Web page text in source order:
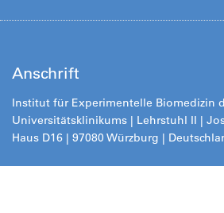
Anschrift
Institut für Experimentelle Biomedizin
Universitätsklinikums | Lehrstuhl II |
Haus D16 | 97080 Würzburg |